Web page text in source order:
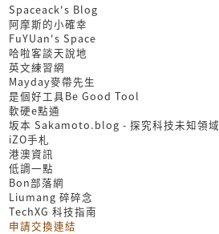
Spaceack's Blog
阿摩斯的小確幸
FuYUan's Space
哈啦客談天說地
英文練習網
Mayday麥帶先生
是個好工具Be Good Tool
軟硬e點通
坂本 Sakamoto.blog - 探究科技未知領域
iZO手札
港澳資訊
低調一點
Bon部落網
Liumang 碎碎念
TechXG 科技指南
申請交換連結